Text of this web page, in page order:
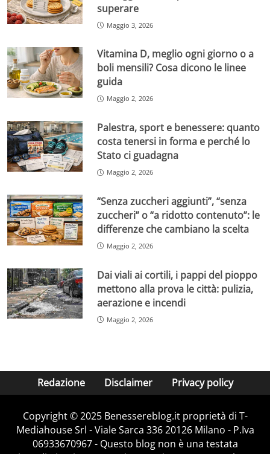
superare
Maggio 3, 2026
Vitamina D, meglio ogni giorno o a
boli mensili? Cosa dicono le linee
guida
Maggio 2, 2026
Palestra, sport e benessere: quanto
costa tenersi in forma e perché lo
Stato ci guadagna
Maggio 2, 2026
“Senza zuccheri aggiunti”, “senza
zuccheri” o “a ridotto contenuto”: le
differenze che cambiano la scelta
Maggio 2, 2026
Dai viali ai cortili, i pappi del pioppo
mettono alla prova le città: pulizia,
aerazione e incendi
Maggio 2, 2026
Redazione Disclaimer Privacy policy
Copyright © 2025 Benessereblog.it proprietà di T-
Mediahouse Srl - Viale Sarca 336 20126 Milano - P.Iva
06933670967 - Questo blog non è una testata